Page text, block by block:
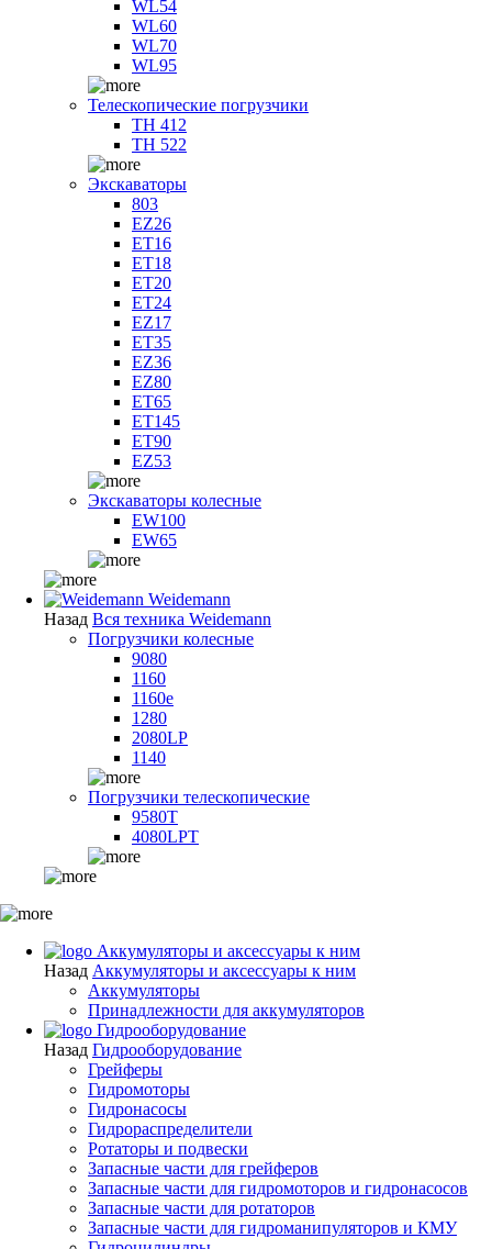
WL54
WL60
WL70
WL95
Телескопические погрузчики
TH 412
TH 522
Экскаваторы
803
EZ26
ET16
ET18
ET20
ET24
EZ17
ET35
EZ36
EZ80
ET65
ET145
ET90
EZ53
Экскаваторы колесные
EW100
EW65
Weidemann
Назад Вся техника Weidemann
Погрузчики колесные
9080
1160
1160e
1280
2080LP
1140
Погрузчики телескопические
9580T
4080LPT
Аккумуляторы и аксессуары к ним
Назад Аккумуляторы и аксессуары к ним
Аккумуляторы
Принадлежности для аккумуляторов
Гидрооборудование
Назад Гидрооборудование
Грейферы
Гидромоторы
Гидронасосы
Гидрораспределители
Ротаторы и подвески
Запасные части для грейферов
Запасные части для гидромоторов и гидронасосов
Запасные части для ротаторов
Запасные части для гидроманипуляторов и КМУ